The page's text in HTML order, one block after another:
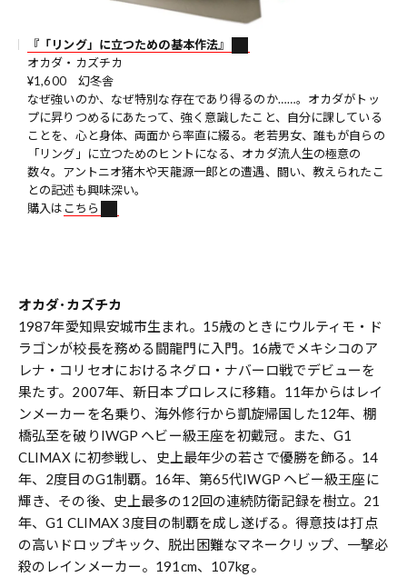
『「リング」に立つための基本作法』
オカダ・カズチカ
¥1,600 幻冬舎
なぜ強いのか、なぜ特別な存在であり得るのか……。オカダがトッ
プに昇りつめるにあたって、強く意識したこと、自分に課している
ことを、心と身体、両面から率直に綴る。老若男女、誰もが自らの
「リング」に立つためのヒントになる、オカダ流人生の極意の
数々。アントニオ猪木や天龍源一郎との遭遇、闘い、教えられたこ
との記述も興味深い。
購入は こちら
オカダ･カズチカ
1987年愛知県安城市生まれ。15歳のときにウルティモ・ド
ラゴンが校長を務める闘龍門に入門。16歳でメキシコのア
レナ・コリセオにおけるネグロ・ナバーロ戦でデビューを
果たす。2007年、新日本プロレスに移籍。11年からはレイ
ンメーカーを名乗り、海外修行から凱旋帰国した12年、棚
橋弘至を破りIWGP ヘビー級王座を初戴冠。また、G1
CLIMAX に初参戦し、史上最年少の若さで優勝を飾る。14
年、2度目のG1制覇。16年、第65代IWGP ヘビー級王座に
輝き、その後、史上最多の12回の連続防衛記録を樹立。21
年、G1 CLIMAX 3度目の制覇を成し遂げる。得意技は打点
の高いドロップキック、脱出困難なマネークリップ、一撃必
殺のレインメーカー。191cm、107kg。